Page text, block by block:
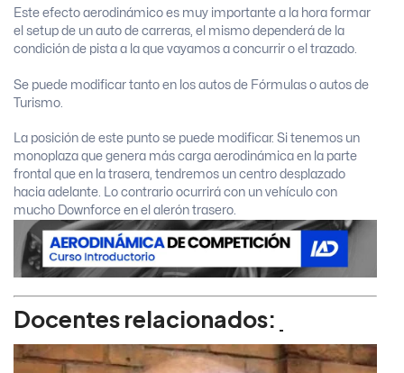
Este efecto aerodinámico es muy importante a la hora formar
el setup de un auto de carreras, el mismo dependerá de la
condición de pista a la que vayamos a concurrir o el trazado.
Se puede modificar tanto en los autos de Fórmulas o autos de
Turismo.
La posición de este punto se puede modificar. Si tenemos un
monoplaza que genera más carga aerodinámica en la parte
frontal que en la trasera, tendremos un centro desplazado
hacia adelante. Lo contrario ocurrirá con un vehículo con
mucho Downforce en el alerón trasero.
Docentes relacionados: